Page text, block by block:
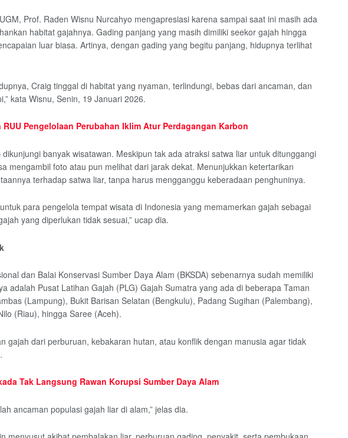
Prof. Raden Wisnu Nurcahyo mengapresiasi karena sampai saat ini masih ada
habitat gajahnya. Gading panjang yang masih dimiliki seekor gajah hingga
luar biasa. Artinya, dengan gading yang begitu panjang, hidupnya terlihat
Craig tinggal di habitat yang nyaman, terlindungi, bebas dari ancaman, dan
kata Wisnu, Senin, 19 Januari 2026.
Pengelolaan Perubahan Iklim Atur Perdagangan Karbon
banyak wisatawan. Meskipun tak ada atraksi satwa liar untuk ditunggangi
mengambil foto atau pun melihat dari jarak dekat. Menunjukkan ketertarikan
terhadap satwa liar, tanpa harus mengganggu keberadaan penghuninya.
para pengelola tempat wisata di Indonesia yang memamerkan gajah sebagai
yang diperlukan tidak sesuai,” ucap dia.
dan Balai Konservasi Sumber Daya Alam (BKSDA) sebenarnya sudah memiliki
adalah Pusat Latihan Gajah (PLG) Gajah Sumatra yang ada di beberapa Taman
(Lampung), Bukit Barisan Selatan (Bengkulu), Padang Sugihan (Palembang),
(Riau), hingga Saree (Aceh).
gajah dari perburuan, kebakaran hutan, atau konflik dengan manusia agar tidak
Tak Langsung Rawan Korupsi Sumber Daya Alam
ancaman populasi gajah liar di alam,” jelas dia.